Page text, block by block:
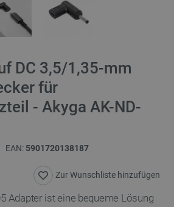
DC 3,5/1,35-mm
für
- Akyga AK-ND-
EAN: 5901720138187
Zur Wunschliste hinzufügen
Adapter ist eine bequeme Lösung